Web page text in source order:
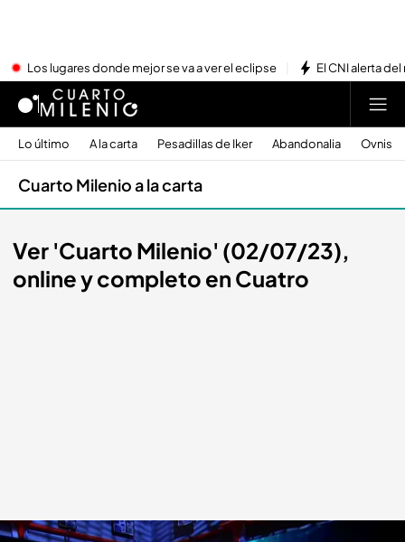
Los lugares donde mejor se va a ver el eclipse El CNI alerta
Lo último A la carta Pesadillas de Iker Abandonalia Ovnis
Cuarto Milenio a la carta
Ver 'Cuarto Milenio' (02/07/23),
online y completo en Cuatro
'Cuarto Milenio' (02/07/23): el programa completo.